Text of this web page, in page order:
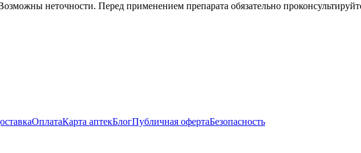
неточности. Перед применением препарата обязательно
ОплатаКарта аптекБлогПубличная офертаБезопасность